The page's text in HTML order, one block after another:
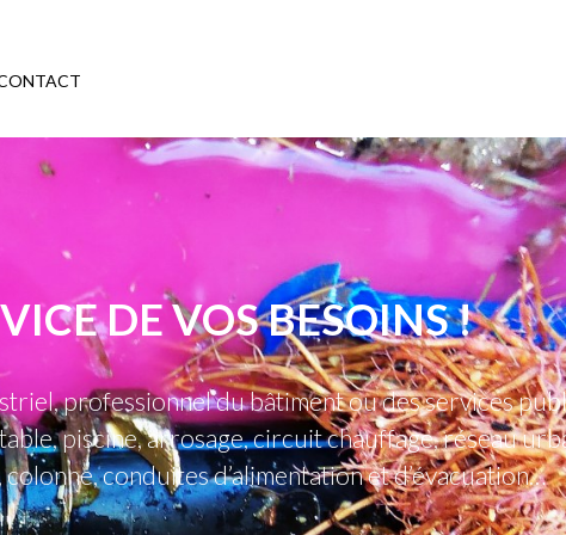
DE VOS BESOINS !
professionnel du bâtiment ou des services
piscine, arrosage, circuit chauffage, réseau
conduites d’alimentation et d’évacuation…